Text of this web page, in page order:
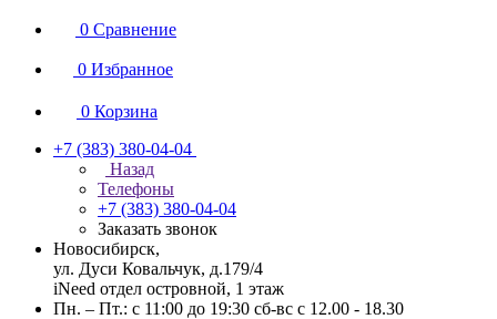
0 Сравнение
0 Избранное
0 Корзина
+7 (383) 380-04-04
Назад
Телефоны
+7 (383) 380-04-04
Заказать звонок
Новосибирск,
ул. Дуси Ковальчук, д.179/4
iNeed отдел островной, 1 этаж
Пн. – Пт.: с 11:00 до 19:30 сб-вс с 12.00 - 18.30